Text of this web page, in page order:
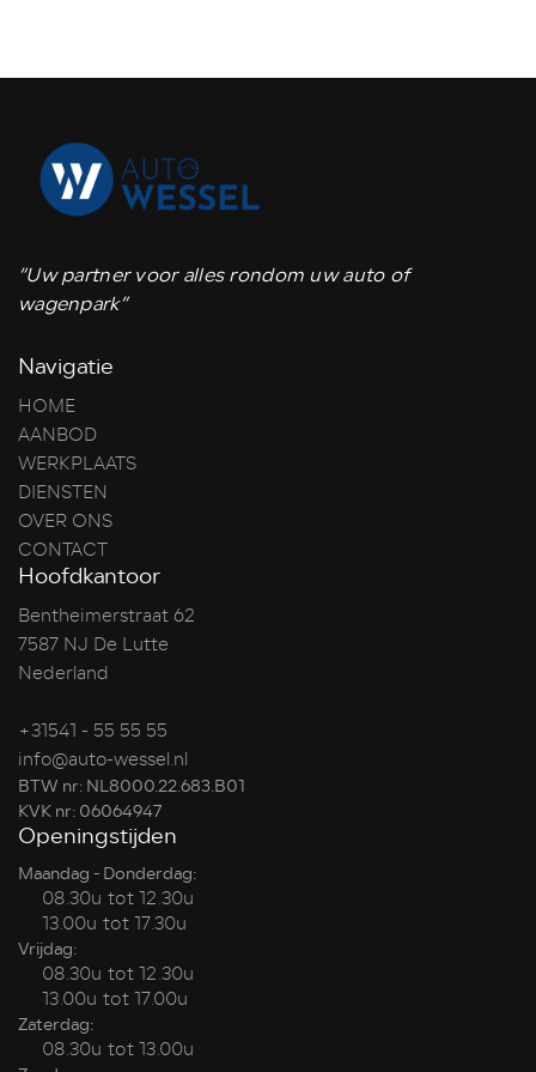
“Uw partner voor alles rondom uw auto of
wagenpark”
Navigatie
HOME
AANBOD
WERKPLAATS
DIENSTEN
OVER ONS
CONTACT
Hoofdkantoor
Bentheimerstraat 62
7587 NJ De Lutte
Nederland
+31541 - 55 55 55
info@auto-wessel.nl
BTW nr: NL8000.22.683.B01
KVK nr: 06064947
Openingstijden
Maandag - Donderdag:
08.30u tot 12.30u
13.00u tot 17.30u
Vrijdag:
08.30u tot 12.30u
13.00u tot 17.00u
Zaterdag:
08.30u tot 13.00u